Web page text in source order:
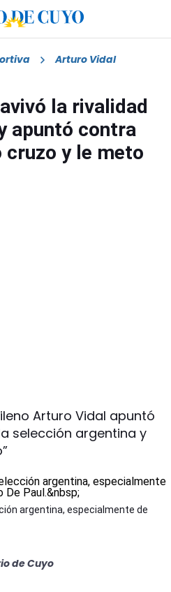
Arturo Vidal
la rivalidad
apuntó contra
cruzo y le meto
Arturo Vidal apuntó
selección argentina y
argentina, especialmente de
de Cuyo